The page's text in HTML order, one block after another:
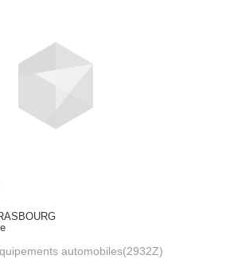
automobiles(2932Z)